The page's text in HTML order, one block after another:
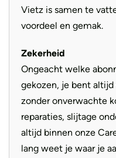
Vietz is samen te
voordeel en gemak.
Zekerheid
Ongeacht welke
gekozen, je bent altijd
zonder onverwachte
reparaties, slijtage
altijd binnen onze
lang weet je waar je